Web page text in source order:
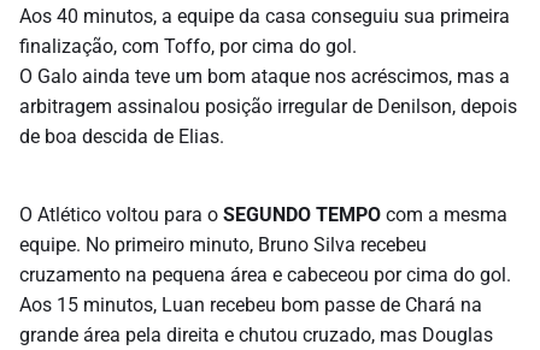
Aos 40 minutos, a equipe da casa conseguiu sua primeira
finalização, com Toffo, por cima do gol.
O Galo ainda teve um bom ataque nos acréscimos, mas a
arbitragem assinalou posição irregular de Denilson, depois
de boa descida de Elias.
O Atlético voltou para o SEGUNDO TEMPO com a mesma
equipe. No primeiro minuto, Bruno Silva recebeu
cruzamento na pequena área e cabeceou por cima do gol.
Aos 15 minutos, Luan recebeu bom passe de Chará na
grande área pela direita e chutou cruzado, mas Douglas